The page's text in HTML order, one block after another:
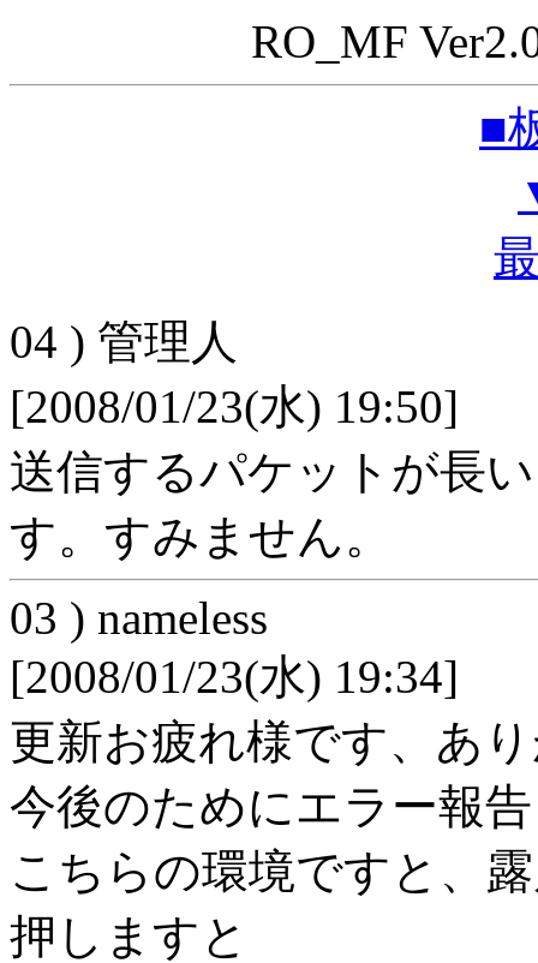
RO_MF
■
04 ) 管理人
[2008/01/23(水) 19:50]
送信するパケットが長
す。すみません。
03 ) nameless
[2008/01/23(水) 19:34]
更新お疲れ様です、あ
今後のためにエラー報
こちらの環境ですと、
押しますと